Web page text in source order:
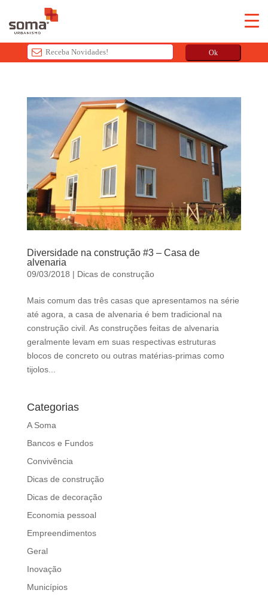
Ok
f
d
s
h
o
l
d
e
l
e
f
t
b
n
k
Diversidade na construção #3 – Casa de
alvenaria
09/03/2018 | Dicas de construção
Mais comum das três casas que apresentamos na série
até agora, a casa de alvenaria é bem tradicional na
construção civil. As construções feitas de alvenaria
geralmente levam em suas respectivas estruturas
blocos de concreto ou outras matérias-primas como
tijolos...
Categorias
A Soma
Bancos e Fundos
Convivência
Dicas de construção
Dicas de decoração
Economia pessoal
Empreendimentos
Geral
Inovação
Municípios